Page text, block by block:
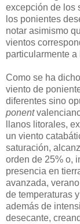
excepción de los
los ponientes
notar asimismo
vientos
particularmente a
Como se ha
viento de
diferentes sino
ponent
llanos litorales,
un viento
saturación,
orden de 25% o,
presencia en
avanzada,
de temperaturas
además de
desecante,